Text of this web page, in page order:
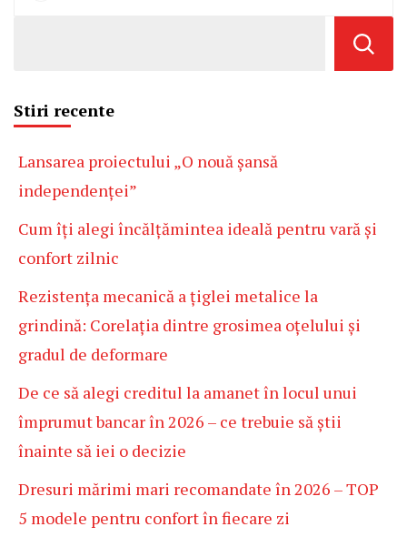
Stiri recente
Lansarea proiectului „O nouă șansă
independenței”
Cum îți alegi încălțămintea ideală pentru vară și
confort zilnic
Rezistența mecanică a țiglei metalice la
grindină: Corelația dintre grosimea oțelului și
gradul de deformare
De ce să alegi creditul la amanet în locul unui
împrumut bancar în 2026 – ce trebuie să știi
înainte să iei o decizie
Dresuri mărimi mari recomandate în 2026 – TOP
5 modele pentru confort în fiecare zi